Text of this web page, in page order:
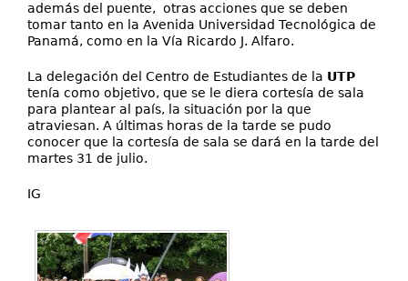
además del puente, otras acciones que se deben
tomar tanto en la Avenida Universidad Tecnológica de
Panamá, como en la Vía Ricardo J. Alfaro.
La delegación del Centro de Estudiantes de la UTP
tenía como objetivo, que se le diera cortesía de sala
para plantear al país, la situación por la que
atraviesan. A últimas horas de la tarde se pudo
conocer que la cortesía de sala se dará en la tarde del
martes 31 de julio.
IG